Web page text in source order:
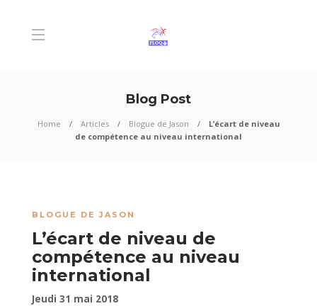
Blog Post
Home Articles Blogue de Jason
L’écart de niveau
de compétence au niveau international
BLOGUE DE JASON
L’écart de niveau de
compétence au niveau
international
Jeudi 31 mai 2018